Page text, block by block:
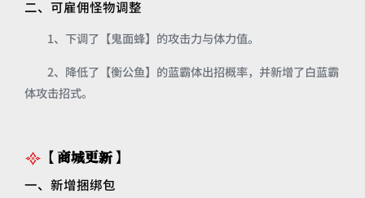
二、可雇佣怪物调整
1、下调了【鬼面蜂】的攻击力与体力值。
2、降低了【衡公鱼】的蓝霸体出招概率，并新增了白蓝霸
体攻击招式。
【商城更新】
一、新增捆绑包